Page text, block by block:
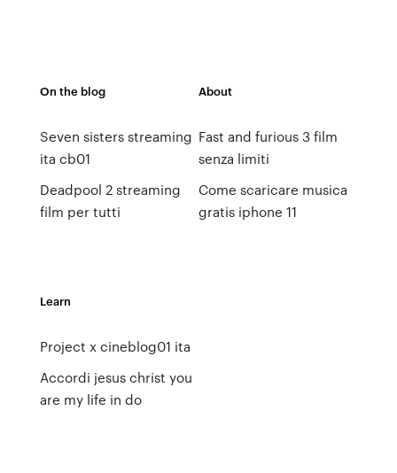
On the blog
Seven sisters streaming
ita cb01
Deadpool 2 streaming
film per tutti
About
Fast and furious 3 film
senza limiti
Come scaricare musica
gratis iphone 11
Learn
Project x cineblog01 ita
Accordi jesus christ you
are my life in do